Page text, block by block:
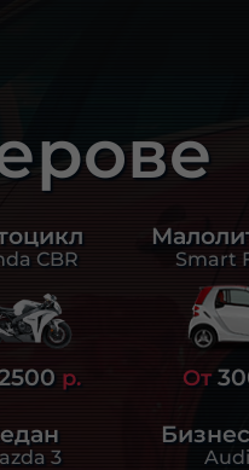
CBR
р.
Smart
От
3